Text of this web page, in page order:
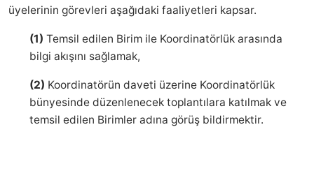
üyelerinin görevleri aşağıdaki faaliyetleri kapsar.
(1) Temsil edilen Birim ile Koordinatörlük arasında
bilgi akışını sağlamak,
(2) Koordinatörün daveti üzerine Koordinatörlük
bünyesinde düzenlenecek toplantılara katılmak ve
temsil edilen Birimler adına görüş bildirmektir.